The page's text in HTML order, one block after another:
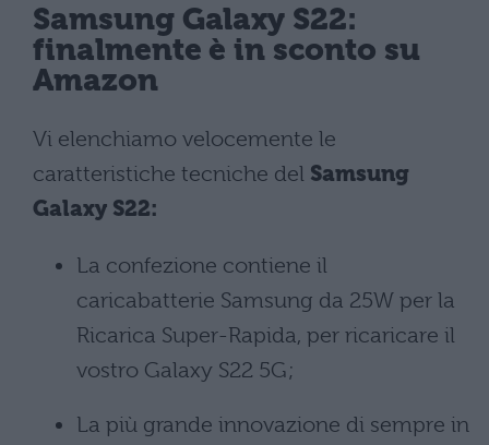
Samsung Galaxy S22:
finalmente è in sconto su
Amazon
Vi elenchiamo velocemente le
caratteristiche tecniche del Samsung
Galaxy S22:
La confezione contiene il
caricabatterie Samsung da 25W per la
Ricarica Super-Rapida, per ricaricare il
vostro Galaxy S22 5G;
La più grande innovazione di sempre in